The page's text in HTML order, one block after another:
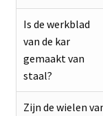
Is de werkblad
van de kar
gemaakt van
staal?
Zijn de wielen